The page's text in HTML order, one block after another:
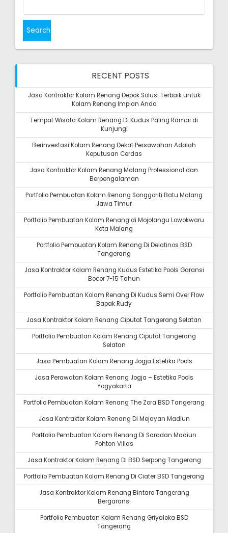
RECENT POSTS
Jasa Kontraktor Kolam Renang Depok Solusi Terbaik untuk
Kolam Renang Impian Anda
Tempat Wisata Kolam Renang Di Kudus Paling Ramai di
Kunjungi
Berinvestasi Kolam Renang Dekat Persawahan Adalah
Keputusan Cerdas
Jasa Kontraktor Kolam Renang Malang Professional dan
Berpengalaman
Portfolio Pembuatan Kolam Renang Songgoriti Batu Malang
Jawa Timur
Portfolio Pembuatan Kolam Renang di Mojolangu Lowokwaru
Kota Malang
Portfolio Pembuatan Kolam Renang Di Delatinos BSD
Tangerang
Jasa Kontraktor Kolam Renang Kudus Estetika Pools Garansi
Bocor 7-15 Tahun
Portfolio Pembuatan Kolam Renang Di Kudus Semi Over Flow
Bapak Rudy
Jasa Kontraktor Kolam Renang Ciputat Tangerang Selatan
Portfolio Pembuatan Kolam Renang Ciputat Tangerang
Selatan
Jasa Pembuatan Kolam Renang Jogja Estetika Pools
Jasa Perawatan Kolam Renang Jogja – Estetika Pools
Yogyakarta
Portfolio Pembuatan Kolam Renang The Zora BSD Tangerang
Jasa Kontraktor Kolam Renang Di Mejayan Madiun
Portfolio Pembuatan Kolam Renang Di Saradan Madiun
Pohton Villas
Jasa Kontraktor Kolam Renang Di BSD Serpong Tangerang
Portfolio Pembuatan Kolam Renang Di Ciater BSD Tangerang
Jasa Kontraktor Kolam Renang Bintaro Tangerang
Bergaransi
Portfolio Pembuatan Kolam Renang Griyaloka BSD
Tangerang